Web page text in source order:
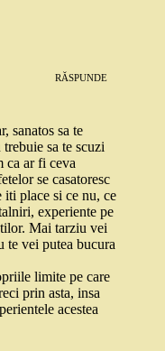
RĂSPUNDE
sanatos sa te
sa te scuzi
ca ar fi ceva
se casatoresc
iti place si ce nu, ce
experiente pe
Mai tarziu vei
te vei putea bucura
limite pe care
prin asta, insa
acestea